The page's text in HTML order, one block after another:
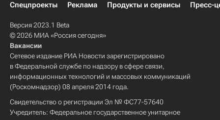
Спецпроекты
Реклама Продукты и сервисы Пресс-
Версия 2023.1 Beta
© 2026 МИА «Россия сегодня»
Вакансии
Сетевое издание РИА Новости зарегистрировано
в Федеральной службе по надзору в сфере связи,
информационных технологий и массовых коммуникаций
(Роскомнадзор) 08 апреля 2014 года.
Свидетельство о регистрации Эл № ФС77-57640
Учредитель: Федеральное государственное унитарное